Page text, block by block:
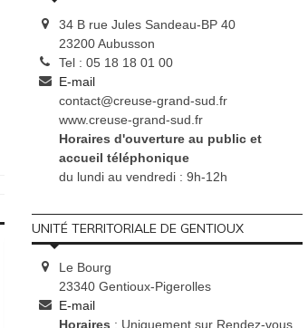
34 B rue Jules Sandeau-BP 40
23200 Aubusson
Tel : 05 18 18 01 00
E-mail
contact@creuse-grand-sud.fr
www.creuse-grand-sud.fr
Horaires d'ouverture au public et
accueil téléphonique
du lundi au vendredi : 9h-12h
UNITÉ TERRITORIALE DE GENTIOUX
Le Bourg
23340 Gentioux-Pigerolles
E-mail
Horaires : Uniquement sur Rendez-vous